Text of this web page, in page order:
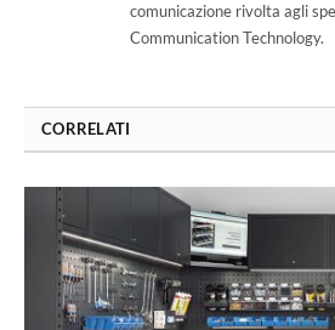
comunicazione rivolta agli
Communication Technology.
CORRELATI